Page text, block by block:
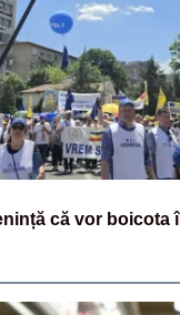
că vor boicota